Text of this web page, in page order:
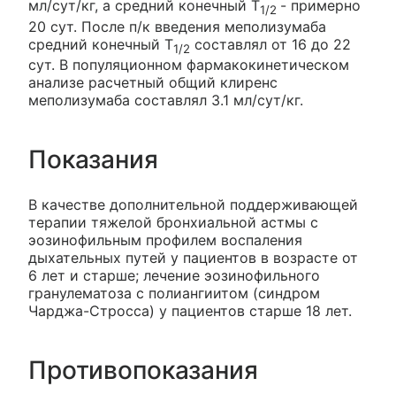
мл/сут/кг, а средний конечный T1/2 - примерно
20 сут. После п/к введения меполизумаба
средний конечный T1/2 составлял от 16 до 22
сут. В популяционном фармакокинетическом
анализе расчетный общий клиренс
меполизумаба составлял 3.1 мл/сут/кг.
Показания
В качестве дополнительной поддерживающей
терапии тяжелой бронхиальной астмы с
эозинофильным профилем воспаления
дыхательных путей у пациентов в возрасте от
6 лет и старше; лечение эозинофильного
гранулематоза с полиангиитом (синдром
Чарджа-Стросса) у пациентов старше 18 лет.
Противопоказания